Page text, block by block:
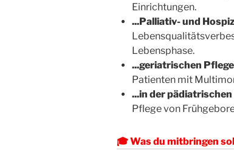
Einrichtungen.
...Palliativ- und
Lebensphase.
...geriatrischen
Patienten mit
...in der
Pflege von
🎓 Was du mitbringen